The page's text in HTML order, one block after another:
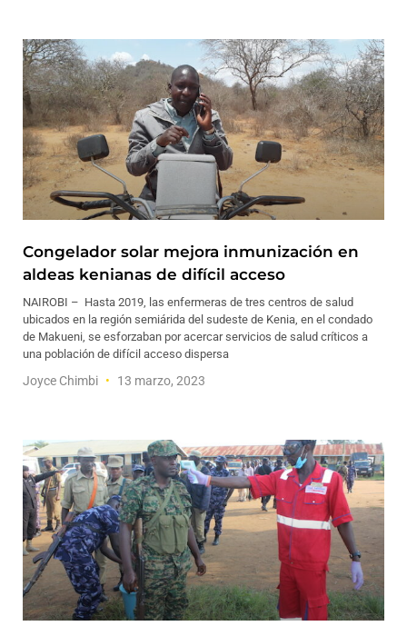
Congelador solar mejora inmunización en
aldeas kenianas de difícil acceso
NAIROBI – Hasta 2019, las enfermeras de tres centros de salud
ubicados en la región semiárida del sudeste de Kenia, en el condado
de Makueni, se esforzaban por acercar servicios de salud críticos a
una población de difícil acceso dispersa
Joyce Chimbi 13 marzo, 2023